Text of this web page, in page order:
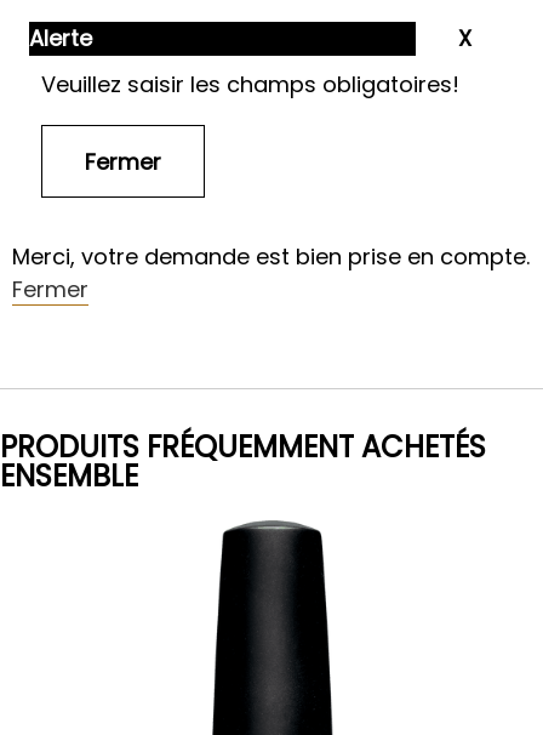
Alerte
Veuillez saisir les champs obligatoires!
Merci, votre demande est bien prise en compte.
Fermer
PRODUITS FRÉQUEMMENT ACHETÉS
ENSEMBLE